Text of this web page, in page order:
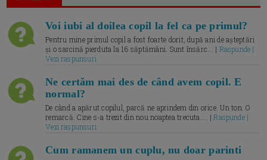
Voi iubi al doilea copil la fel ca pe primul?
Pentru mine primul copil a fost foarte dorit, după ani de așteptări
și o sarcină pierduta la 16 săptămâni. Sunt însărc... | Raspunde |
Vezi raspunsuri
Ne certăm mai des de când avem copil. E
normal?
De când a apărut copilul, parcă ne aprindem din orice. Un ton. O
remarcă. Cine s-a trezit din nou noaptea trecuta.... |Raspunde |
Vezi raspunsuri
Cum ramanem un cuplu, nu doar parinti